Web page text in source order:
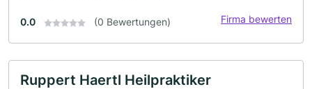
0.0 (0 Bewertungen) Firma bewerten
Ruppert Haertl Heilpraktiker